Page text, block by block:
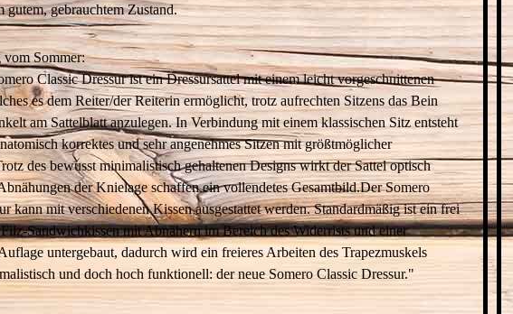
gutem, gebrauchtem Zustand.
vom Sommer:
Classic Dressur ist ein Dressursattel mit einem leicht vorgeschnittenen
es dem Reiter/der Reiterin ermöglicht, trotz aufrechten Sitzens das Bein
am Sattelblatt anzulegen. In Verbindung mit einem klassischen Sitz entsteht
korrektes und sehr angenehmes Sitzen mit größtmöglicher
des bewusst minimalistisch gehaltenen Designs wirkt der Sattel optisch
der Knielage schaffen ein vollendetes Gesamtbild.Der Somero
kann mit verschiedenen Kissen ausgestattet werden. Standardmäßig ist ein frei
Sandwichkissen mit Abnähern im Bereich des Widerrists und einer
untergebaut, dadurch wird ein freieres Arbeiten des Trapezmuskels
und doch hoch funktionell: der neue Somero Classic Dressur."